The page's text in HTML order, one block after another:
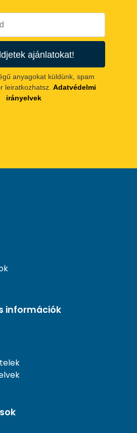
ajánlatokat!
anyagokat küldünk, spam
leiratkozhatsz. Adatvédelmi
irányelvek
információk